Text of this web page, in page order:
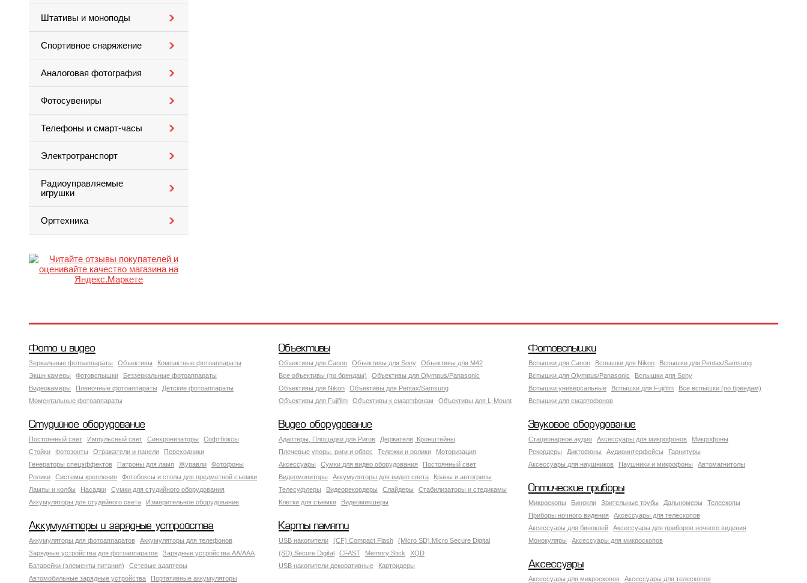
Штативы и моноподы
Спортивное снаряжение
Аналоговая фотография
Фотосувениры
Телефоны и смарт-часы
Электротранспорт
Радиоуправляемые
игрушки
Оргтехника
Фото и видео
Зеркальные фотоаппараты Объективы
Компактные фотоаппараты
Экшн камеры
Фотовспышки
Беззеркальные фотоаппараты
Видеокамеры
Пленочные фотоаппараты
Детские фотоаппараты
Моментальные фотоаппараты
Объективы
Объективы для Canon Объективы для Sony
Объективы для M42
Все объективы (по брендам)
Объективы для Olympus/Panasonic
Объективы для Nikon
Объективы для Pentax/Samsung
Объективы для Fujifilm
Объективы к смартфонам Объективы для L-Mount
Фотовспышки
Вспышки для Canon Вспышки для Nikon
Вспышки для Pentax/Samsung
Вспышки для Olympus/Panasonic
Вспышки для Sony
Вспышки универсальные
Вспышки для Fujifilm
Все вспышки (по брендам)
Вспышки для смартофонов
Студийное оборудование
Постоянный свет Импульсный свет Синхронизаторы
Софтбоксы
Стойки
Фотозонты Отражатели и панели
Переходники
Генераторы спецэффектов
Патроны для ламп Журавли
Фотофоны
Ролики
Системы крепления
Фотобоксы и столы для предметной съемки
Лампы и колбы
Насадки
Сумки для студийного оборудования
Аккумуляторы для студийного света
Измерительное оборудование
Видео оборудование
Адаптеры, Площадки для Ригов
Держатели, Кронштейны
Плечевые упоры, риги и обвес
Тележки и ролики
Моторизация
Аксессуары
Сумки для видео оборудования
Постоянный свет
Видеомониторы
Аккумуляторы для видео света
Краны и автогрипы
Телесуфлеры
Видеорекордеры Слайдеры
Стабилизаторы и стедикамы
Клетки для съёмки
Видеомикшеры
Звуковое оборудование
Стационарное аудио Аксессуары для микрофонов
Микрофоны
Рекордеры
Диктофоны Аудиоинтерфейсы
Гарнитуры
Аксессуары для наушников
Наушники и микрофоны Автомагнитолы
Оптические приборы
Микроскопы Бинокли Зрительные трубы Дальномеры
Телескопы
Приборы ночного видения
Аксессуары для телескопов
Аксессуары для биноклей
Аксессуары для приборов ночного видения
Монокуляры
Аксессуары для микроскопов
Аккумуляторы и зарядные устройства
Аккумуляторы для фотоаппаратов
Аккумуляторы для телефонов
Зарядные устройства для фотоаппаратов
Зарядные устройства AA/AAA
Батарейки (элементы питания)
Сетевые адаптеры
Автомобильные зарядные устройства
Портативные аккумуляторы
Карты памяти
USB накопители (CF) Compact Flash
(Micro SD) Micro Secure Digital
(SD) Secure Digital
CFAST Memory Stick
XQD
USB накопители декоративные
Картридеры Аксессуары
Аксессуары для микроскопов
Аксессуары для телескопов